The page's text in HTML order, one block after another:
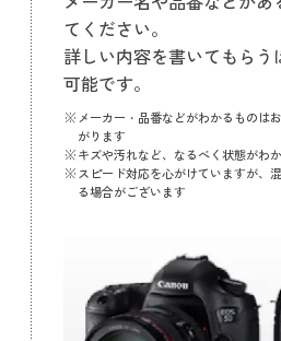
てください。
詳しい内容を書いてもら
可能です。
メーカー・品番などがわかるものは
がります
キズや汚れなど、なるべく状態がわ
スピード対応を心がけていますが、
る場合がございます